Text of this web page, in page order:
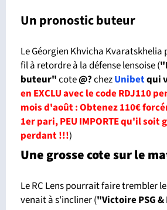
Un pronostic buteur
Le Géorgien Khvicha
fil à retordre à la défense lensoise (
buteur"cote@?chezUnibetqui
en EXCLU avec le code RDJ110
mois d'août : Obtenez 110€
1er pari, PEU IMPORTE qu'il soit
perdant !!!)
Une grosse cote sur le
Le RC Lens pourrait faire trembler
venait à s'incliner ("Victoire PSG